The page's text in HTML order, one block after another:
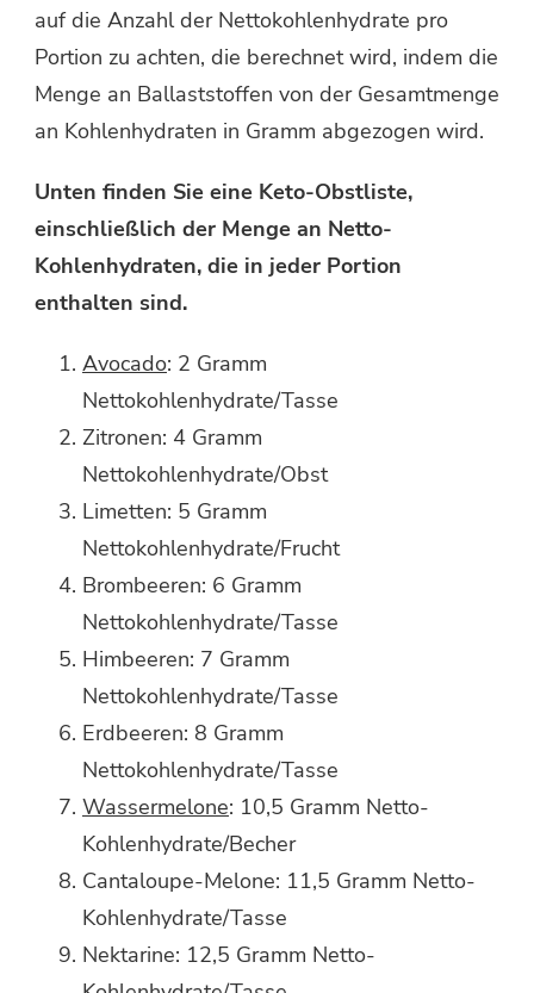
auf die Anzahl der Nettokohlenhydrate pro
Portion zu achten, die berechnet wird, indem die
Menge an Ballaststoffen von der Gesamtmenge
an Kohlenhydraten in Gramm abgezogen wird.
Unten finden Sie eine Keto-Obstliste,
einschließlich der Menge an Netto-
Kohlenhydraten, die in jeder Portion
enthalten sind.
Avocado: 2 Gramm
Nettokohlenhydrate/Tasse
Zitronen: 4 Gramm
Nettokohlenhydrate/Obst
Limetten: 5 Gramm
Nettokohlenhydrate/Frucht
Brombeeren: 6 Gramm
Nettokohlenhydrate/Tasse
Himbeeren: 7 Gramm
Nettokohlenhydrate/Tasse
Erdbeeren: 8 Gramm
Nettokohlenhydrate/Tasse
Wassermelone: ​​10,5 Gramm Netto-
Kohlenhydrate/Becher
Cantaloupe-Melone: ​​11,5 Gramm Netto-
Kohlenhydrate/Tasse
Nektarine: 12,5 Gramm Netto-